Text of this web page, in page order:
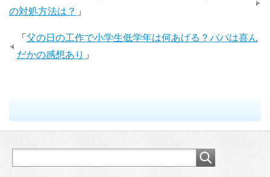
の対処方法は？ 」
「 父の日の工作で小学生低学年は何あげる？パパは喜ん
だかの感想あり 」